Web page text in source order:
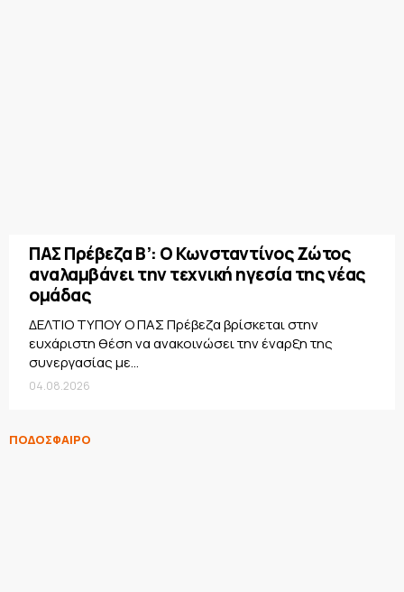
ΠΑΣ Πρέβεζα Β’: Ο Κωνσταντίνος Ζώτος
αναλαμβάνει την τεχνική ηγεσία της νέας
ομάδας
ΔΕΛΤΙΟ ΤΥΠΟΥ Ο ΠΑΣ Πρέβεζα βρίσκεται στην
ευχάριστη θέση να ανακοινώσει την έναρξη της
συνεργασίας με...
04.08.2026
ΠΟΔΟΣΦΑΙΡΟ